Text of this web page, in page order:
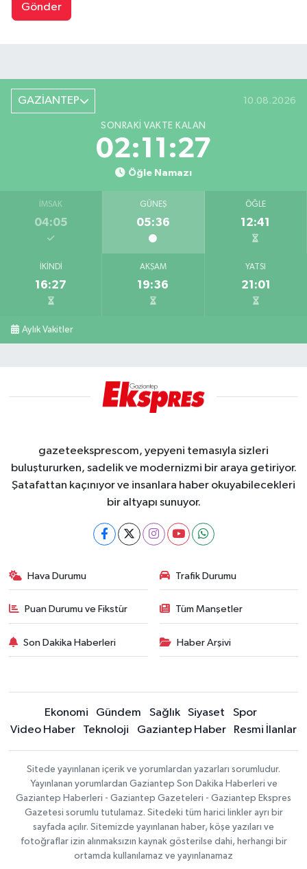
Gönder
GAZİANTEP 10.08.2026
SONRAKI VAKTE KALAN
02:11:26
Öğle Namazı
İMSAK
04:05
GÜNEŞ
05:36
ÖĞLE
12:41
İKINDI
16:27
AKŞAM
19:36
YATSI
21:01
Aylık Vakitler
gazeteeksprescom, yepyeni temasıyla sizleri
buluştururken, sadelik ve modernizmi bir araya getiriyor.
Şatafattan kaçınıyor ve insanlara haber okuyabilecekleri
bir altyapı sunuyor.
Hava Durumu Trafik Durumu
Puan Durumu ve Fikstür Tüm Manşetler
Son Dakika Haberleri Haber Arşivi
Ekonomi Gündem Sağlık Siyaset
Spor
Video Haber
Teknoloji Gaziantep Haber Resmi İlanlar
Sitede yayınlanan içerik ve yorumlardan yazarları sorumludur.
Yayınlanan yorumlardan Gaziantep Son Dakika Haberleri ve
Gaziantep Haberleri - Gaziantep Gazeteleri - Gaziantep Ekspres
Gazetesi sorumlu tutulamaz. Sitedeki tüm harici linkler ayrı bir
sayfada açılır. Sitemizde yayınlanan haber, köşe yazıları ve
fotoğraflar izin alınmaksızın kaynak gösterilse dahi, herhangi bir
ortamda kullanılamaz ve yayınlanamaz